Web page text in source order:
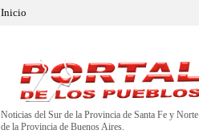
Inicio
Noticias del Sur de la Provincia de Santa Fe y Norte
de la Provincia de Buenos Aires.